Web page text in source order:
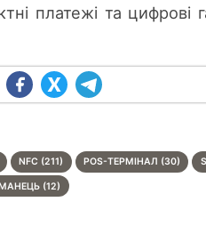
платежі та цифрові
NFC (211) POS-ТЕРМІНАЛ (30)
(12)